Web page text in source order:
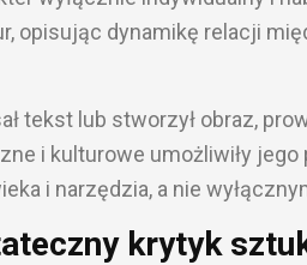
opisując dynamikę relacji
tekst lub stworzył obraz,
i kulturowe umożliwiły
i narzędzia, a nie
krytyk